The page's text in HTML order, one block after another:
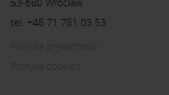
tel. +48 71 781 03 53